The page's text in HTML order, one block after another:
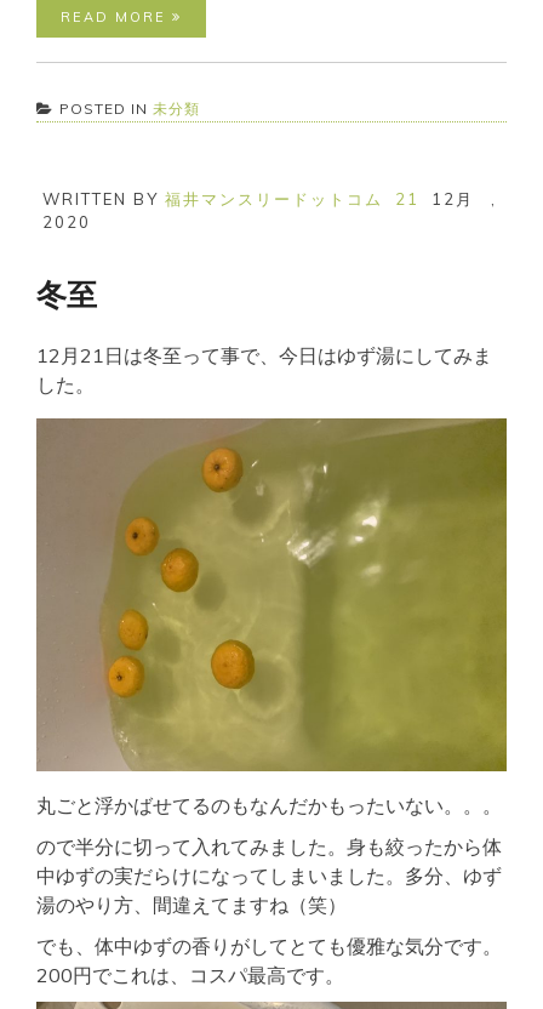
READ MORE
POSTED IN 未分類
WRITTEN BY 福井マンスリードットコム 21 12月
2020
冬至
12月21日は冬至って事で、今日はゆず湯にしてみま
した。
丸ごと浮かばせてるのもなんだかもったいない。。。
ので半分に切って入れてみました。身も絞ったから体
中ゆずの実だらけになってしまいました。多分、ゆず
湯のやり方、間違えてますね（笑）
でも、体中ゆずの香りがしてとても優雅な気分です。
200円でこれは、コスパ最高です。